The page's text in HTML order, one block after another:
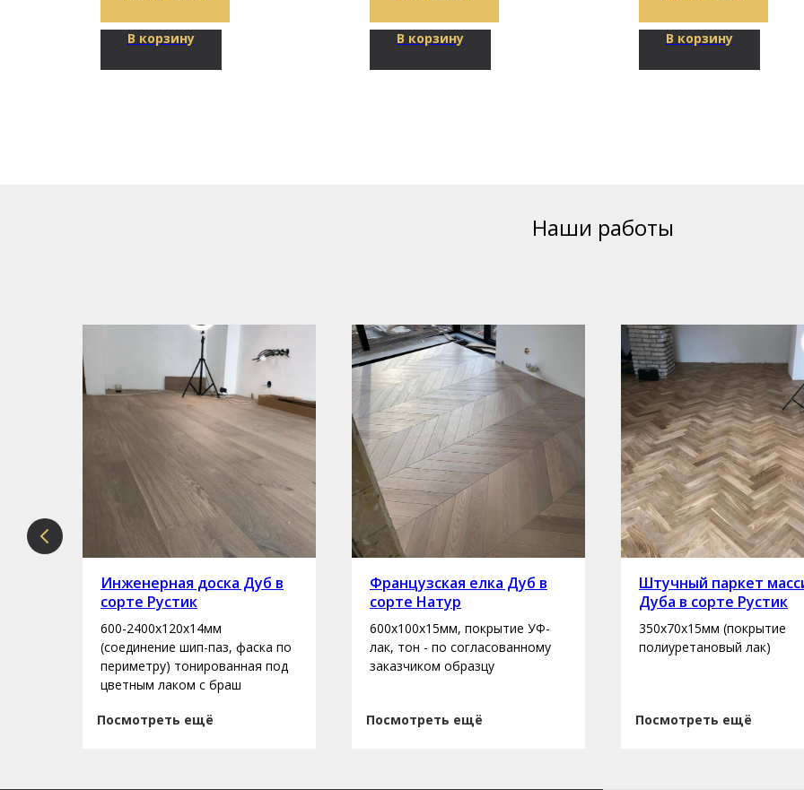
В корзину В корзину В корзину
Наши работы
Инженерная доска Дуб в
сорте Рустик
600-2400х120х14мм
(соединение шип-паз, фаска по
периметру) тонированная под
цветным лаком с браш
Посмотреть ещё
Французская елка Дуб в
сорте Натур
600х100х15мм, покрытие УФ-
лак, тон - по согласованному
заказчиком образцу
Посмотреть ещё
Штучный паркет
Дуба в сорте Рустик
350х70х15мм (покрытие
полиуретановый лак)
Посмотреть ещё